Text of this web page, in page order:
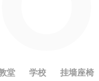
堂 学校 挂墙座椅